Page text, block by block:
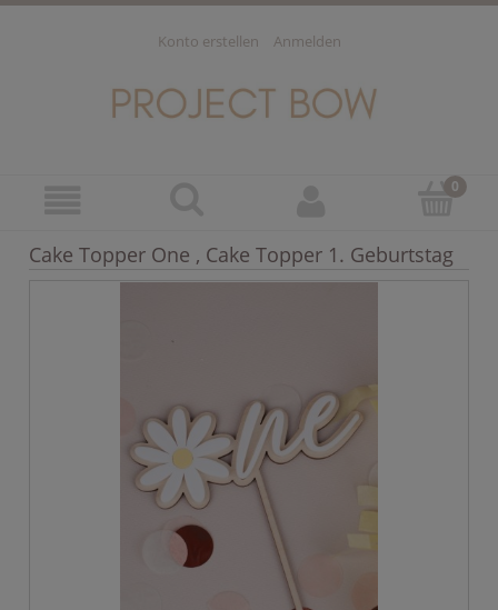
Konto erstellen Anmelden
Cake Topper One , Cake Topper 1. Geburtstag